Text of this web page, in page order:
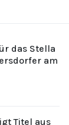
das Stella
am
Titel aus